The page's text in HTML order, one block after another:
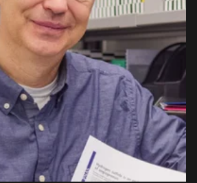
ÉS TANÁRREGISZTRÁCIÓ